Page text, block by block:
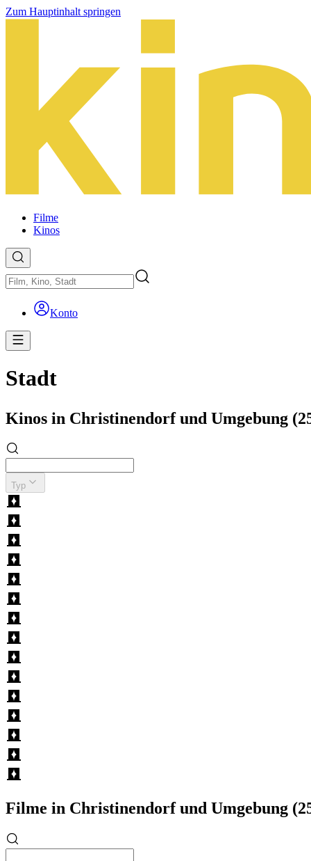
Zum Hauptinhalt springen
Filme
Kinos
Konto
Stadt
Kinos in Christinendorf und Umgebung
Typ
Filme in Christinendorf und Umgebung